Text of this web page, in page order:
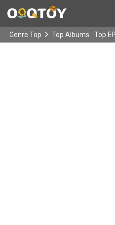
Genre Top Top Albums Top